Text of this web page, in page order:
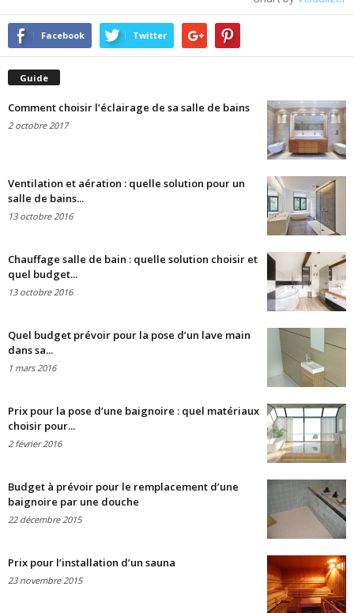
Facebook Twitter
Guide
Comment choisir l’éclairage de sa salle de bains
2 octobre 2017
Ventilation et aération : quelle solution pour un
salle de bains...
13 octobre 2016
Chauffage salle de bain : quelle solution choisir et
quel budget...
13 octobre 2016
Quel budget prévoir pour la pose d’un lave main
dans sa...
1 mars 2016
Prix pour la pose d’une baignoire : quel matériaux
choisir pour...
2 février 2016
Budget à prévoir pour le remplacement d’une
baignoire par une douche
22 décembre 2015
Prix pour l’installation d’un sauna
23 novembre 2015